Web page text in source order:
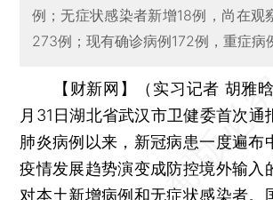
例；无症状感染者新增18例，尚在观
273例；现有确诊病例172例，重症病
【财新网】（实习记者 胡雅晗
月31日湖北省武汉市卫健委首次通
肺炎病例以来，新冠病患一度遍布
疫情发展趋势演变成防控境外输入
对本土新增病例和无症状感染者。